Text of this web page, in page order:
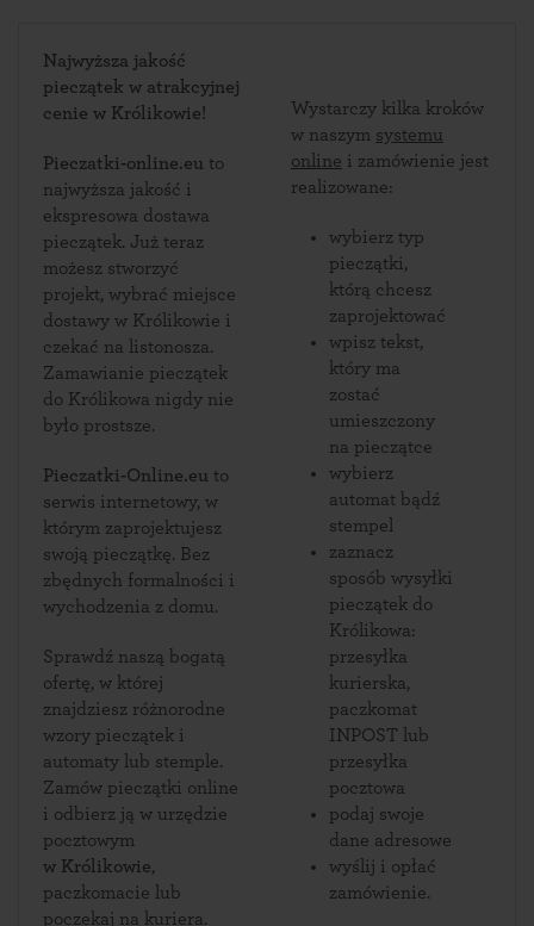
Najwyższa jakość
pieczątek w atrakcyjnej
cenie w Królikowie!
Pieczatki-online.eu to
najwyższa jakość i
ekspresowa dostawa
pieczątek. Już teraz
możesz stworzyć
projekt, wybrać miejsce
dostawy w Królikowie i
czekać na listonosza.
Zamawianie pieczątek
do Królikowa nigdy nie
było prostsze.
Pieczatki-Online.eu
serwis internetowy, w
którym zaprojektujesz
swoją pieczątkę. Bez
zbędnych formalności i
wychodzenia z domu.
Sprawdź naszą bogatą
ofertę, w której
znajdziesz różnorodne
wzory pieczątek i
automaty lub stemple.
Zamów pieczątki online
i odbierz ją w urzędzie
pocztowym
w Królikowie,
paczkomacie lub
poczekaj na kuriera.
Wystarczy kilka kroków
w naszym systemu
online i zamówienie jest
realizowane:
wybierz typ
pieczątki,
którą chcesz
zaprojektować
wpisz tekst,
który ma
zostać
umieszczony
na pieczątce
wybierz
automat bądź
stempel
zaznacz
sposób wysyłki
pieczątek do
Królikowa:
przesyłka
kurierska,
paczkomat
INPOST lub
przesyłka
pocztowa
podaj swoje
dane adresowe
wyślij i opłać
zamówienie.